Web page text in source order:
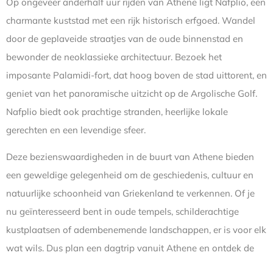
charmante kuststad met een rijk historisch erfgoed. Wandel
door de geplaveide straatjes van de oude binnenstad en
bewonder de neoklassieke architectuur. Bezoek het
imposante Palamidi-fort, dat hoog boven de stad uittorent, en
geniet van het panoramische uitzicht op de Argolische Golf.
Nafplio biedt ook prachtige stranden, heerlijke lokale
gerechten en een levendige sfeer.
Deze bezienswaardigheden in de buurt van Athene bieden
een geweldige gelegenheid om de geschiedenis, cultuur en
natuurlijke schoonheid van Griekenland te verkennen. Of je
nu geïnteresseerd bent in oude tempels, schilderachtige
kustplaatsen of adembenemende landschappen, er is voor elk
wat wils. Dus plan een dagtrip vanuit Athene en ontdek de